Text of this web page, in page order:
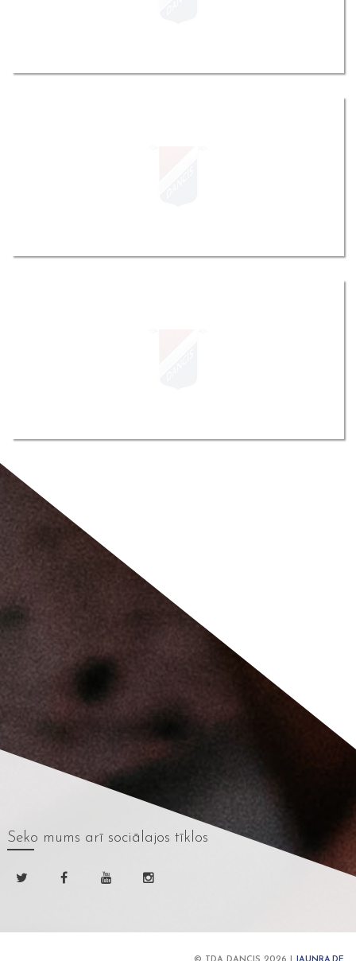
Seko mums arī sociālajos tīklos